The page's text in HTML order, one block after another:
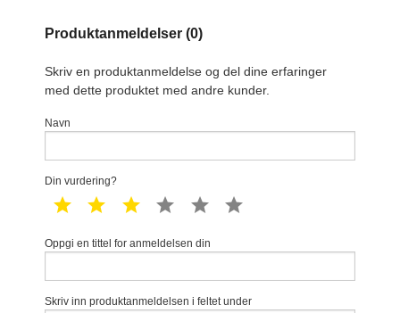
Produktanmeldelser (0)
Skriv en produktanmeldelse og del dine erfaringer
med dette produktet med andre kunder.
Navn
Din vurdering?
1 star 2 star 3 star 4 star 5 star
Oppgi en tittel for anmeldelsen din
Skriv inn produktanmeldelsen i feltet under